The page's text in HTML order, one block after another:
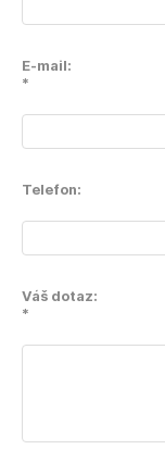
E-mail:
*
Telefon:
Váš dotaz:
*